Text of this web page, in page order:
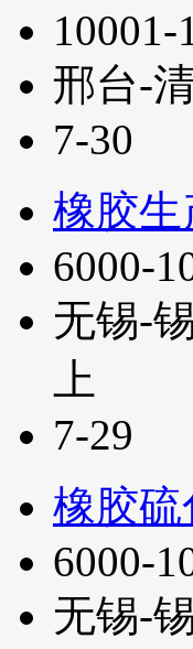
10001-
邢台-
7-30
橡胶生
6000-
无锡-
上
7-29
橡胶硫
6000-
无锡-